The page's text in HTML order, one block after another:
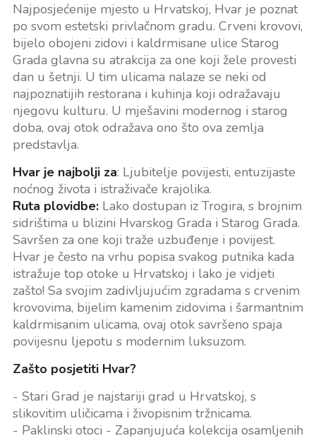
Najposjećenije mjesto u Hrvatskoj, Hvar je poznat
po svom estetski privlačnom gradu. Crveni krovovi,
bijelo obojeni zidovi i kaldrmisane ulice Starog
Grada glavna su atrakcija za one koji žele provesti
dan u šetnji. U tim ulicama nalaze se neki od
najpoznatijih restorana i kuhinja koji odražavaju
njegovu kulturu. U mješavini modernog i starog
doba, ovaj otok odražava ono što ova zemlja
predstavlja.
Hvar je najbolji za: Ljubitelje povijesti, entuzijaste
noćnog života i istraživače krajolika.
Ruta plovidbe:Lako dostupan iz Trogira, s brojnim
sidrištima u blizini Hvarskog Grada i Starog Grada.
Savršen za one koji traže uzbuđenje i povijest.
Hvar je često na vrhu popisa svakog putnika kada
istražuje top otoke u Hrvatskoj i lako je vidjeti
zašto! Sa svojim zadivljujućim zgradama s crvenim
krovovima, bijelim kamenim zidovima i šarmantnim
kaldrmisanim ulicama, ovaj otok savršeno spaja
povijesnu ljepotu s modernim luksuzom.
Zašto posjetiti Hvar?
- Stari Grad je najstariji grad u Hrvatskoj, s
slikovitim uličicama i živopisnim tržnicama.
- Paklinski otoci - Zapanjujuća kolekcija osamljenih